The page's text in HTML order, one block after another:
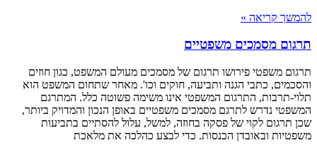
להמשך קריאה »
תרגום מסמכים משפטיים
תרגום משפטי פירושו תרגום של מסמכים מעולם המשפט, כגון חוזים
והסכמים, כתבי הגנה ותביעה, חוקים וכו'. מאחר שתחום המשפט הוא
תלוי-תרבות, התרגום המשפטי אינו משימה פשוטה כלל. המתרגם
המשפטי נדרש לתרגם מסמכים משפטיים באופן הנכון והמדויק ביותר,
שכן תרגום לקוי של פסקה בחוזה, למשל, עלול להסתיים בתביעות
משפטיות ובאובדן הכנסות. כדי לבצע כהלכה את מלאכת